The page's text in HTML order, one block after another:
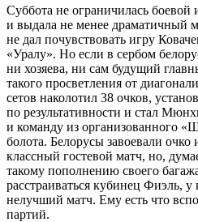
Суббота не ограничилась
и выдала не менее драматичный
не дал почувствовать игру
«Уралу». Но если в сербом
ни хозяева, ни сам будущий
такого просветления от
сетов наколотил 38 очков,
по результативности и стал
и команду из организованного
болота. Белорусы завоевали очко
классный гостевой матч, но,
такому пополнению своего
расстраиваться кубинец Фиэль,
нелучший матч. Ему есть что
партий.